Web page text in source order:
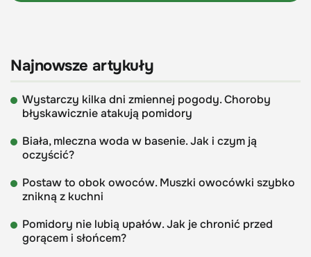
Najnowsze artykuły
Wystarczy kilka dni zmiennej pogody. Choroby
błyskawicznie atakują pomidory
Biała, mleczna woda w basenie. Jak i czym ją
oczyścić?
Postaw to obok owoców. Muszki owocówki szybko
znikną z kuchni
Pomidory nie lubią upałów. Jak je chronić przed
gorącem i słońcem?